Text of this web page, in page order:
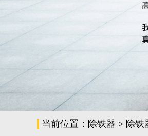
当前位置： 除铁器 > 除铁